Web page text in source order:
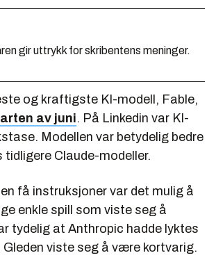
gir uttrykk for skribentens meninger.
og kraftigste KI-modell, Fable,
av juni. På Linkedin var KI-
Modellen var betydelig bedre
tidligere Claude-modeller.
få instruksjoner var det mulig å
enkle spill som viste seg å
tydelig at Anthropic hadde lyktes
Gleden viste seg å være kortvarig.